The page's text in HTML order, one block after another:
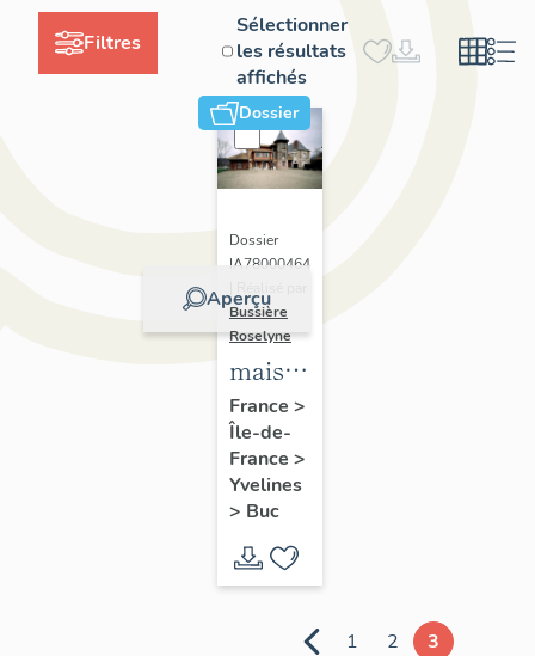
Filtres
Sélectionner
les résultats
affichés
Dossier
Aperçu
Dossier
IA78000464
Bussière
Roselyne
maison
dite le
Parc
France >
Île-de-
France >
Yvelines
> Buc
1 2 3